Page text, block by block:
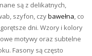
są z delikatnych,
szyfon, czybawełna, co
dni. Wzory i kolory
motywy oraz subtelne
Fasony są często